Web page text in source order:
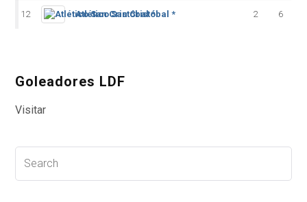
12 Atlético San Cristóbal * 2 6
Goleadores LDF
Visitar